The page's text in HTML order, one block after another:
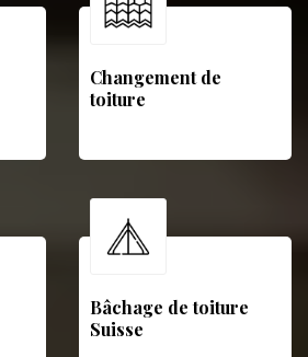
Changement de
toiture
Bâchage de toiture
Suisse